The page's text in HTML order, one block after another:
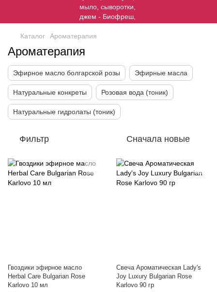
Каталог Ароматерапия
Ароматерапия
Эфирное масло болгарской розы Эфирные масла
Натуральные конкреты Розовая вода (тоник)
Натуральные гидролаты (тоник)
Фильтр Сначала новые
Гвоздики эфирное масло
Herbal Care Bulgarian Rose
Karlovo 10 мл
Свеча Ароматическая Lady's
Joy Luxury Bulgarian Rose
Karlovo 90 гр